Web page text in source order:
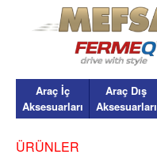
Araç İç
Aksesuarları
Araç Dış
Aksesuarları
ÜRÜNLER